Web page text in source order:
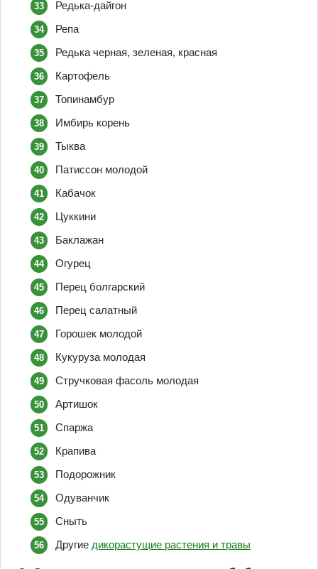
Редька-дайгон
Репа
Редька черная, зеленая, красная
Картофель
Топинамбур
Имбирь корень
Тыква
Патиссон молодой
Кабачок
Цуккини
Баклажан
Огурец
Перец болгарский
Перец салатный
Горошек молодой
Кукуруза молодая
Стручковая фасоль молодая
Артишок
Спаржа
Крапива
Подорожник
Одуванчик
Сныть
Другие дикорастущие растения и травы